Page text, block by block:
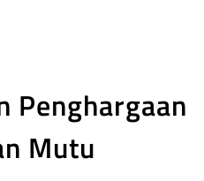
Penghargaan
Mutu